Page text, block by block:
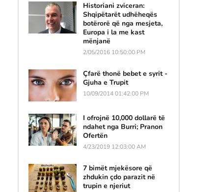
Historiani zviceran:
Shqipëtarët udhëheqës
botërorë që nga mesjeta,
Europa i la me kast
mënjanë
2/05/2016 10:50:00 PM
Çfarë thonë bebet e syrit -
Gjuha e Trupit
10/09/2014 01:42:00 PM
I ofrojnë 10,000 dollarë të
ndahet nga Burri; Pranon
Ofertën
4/23/2019 12:03:00 AM
7 bimët mjekësore që
zhdukin çdo parazit në
trupin e njeriut